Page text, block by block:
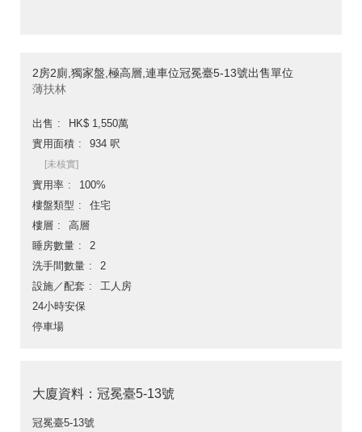
2房2廁,獨家盤,極高層,連車位冠冕臺5-13號出售單位
薄扶林
出售
HK$ 1,550萬
實用面積
934 呎
[未核實]
實用率
100%
樓盤類型
住宅
樓層
高層
睡房數量
2
洗手間數量
2
設施／配套
工人房
24小時安保
停車場
大廈資料：冠冕臺5-13號
冠冕臺5-13號